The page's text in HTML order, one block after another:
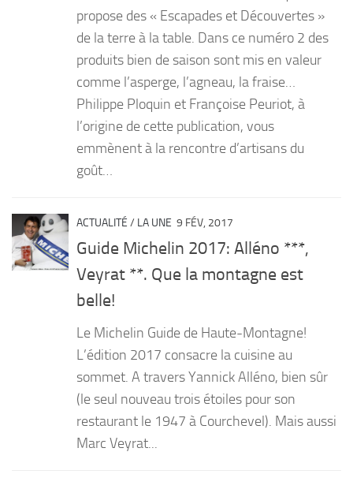
propose des « Escapades et Découvertes »
de la terre à la table. Dans ce numéro 2 des
produits bien de saison sont mis en valeur
comme l’asperge, l’agneau, la fraise…
Philippe Ploquin et Françoise Peuriot, à
l’origine de cette publication, vous
emmènent à la rencontre d’artisans du
goût…
ACTUALITÉ / LA UNE 9 FÉV, 2017
Guide Michelin 2017: Alléno ***,
Veyrat **. Que la montagne est
belle!
Le Michelin Guide de Haute-Montagne!
L’édition 2017 consacre la cuisine au
sommet. A travers Yannick Alléno, bien sûr
(le seul nouveau trois étoiles pour son
restaurant le 1947 à Courchevel). Mais aussi
Marc Veyrat...